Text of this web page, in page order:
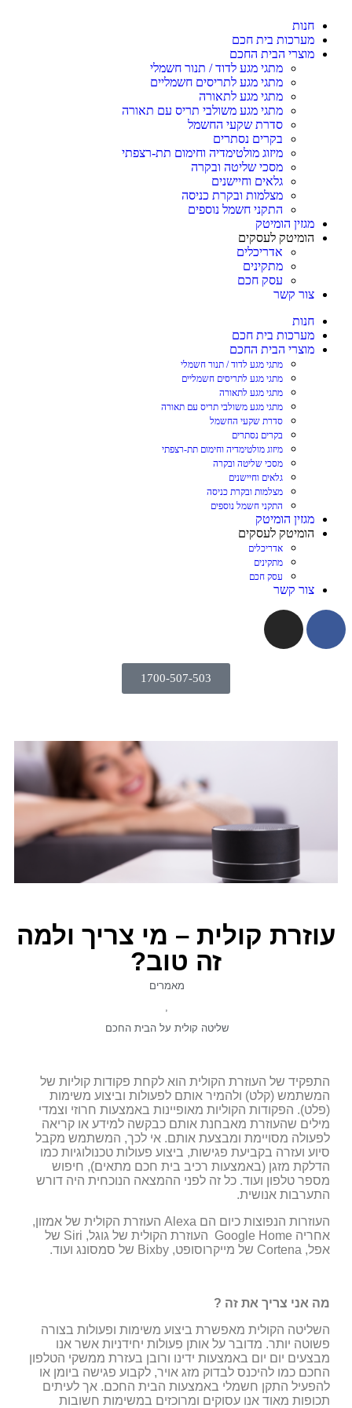
חנות
מערכות בית חכם
מוצרי הבית החכם
מתגי מגע לדוד / תנור חשמלי
מתגי מגע לתריסים חשמליים
מתגי מגע לתאורה
מתגי מגע משולבי תריס עם תאורה
סדרת שקעי החשמל
בקרים נסתרים
מיזוג מולטימדיה וחימום תת-רצפתי
מסכי שליטה ובקרה
גלאים וחיישנים
מצלמות ובקרת כניסה
התקני חשמל נוספים
מגזין הומיטק
הומיטק לעסקים
אדריכלים
מתקינים
עסק חכם
צור קשר
חנות
מערכות בית חכם
מוצרי הבית החכם
מתגי מגע לדוד / תנור חשמלי
מתגי מגע לתריסים חשמליים
מתגי מגע לתאורה
מתגי מגע משולבי תריס עם תאורה
סדרת שקעי החשמל
בקרים נסתרים
מיזוג מולטימדיה וחימום תת-רצפתי
מסכי שליטה ובקרה
גלאים וחיישנים
מצלמות ובקרת כניסה
התקני חשמל נוספים
מגזין הומיטק
הומיטק לעסקים
אדריכלים
מתקינים
עסק חכם
צור קשר
1700-507-503
עוזרת קולית – מי צריך ולמה
זה טוב?
מאמרים
שליטה קולית על הבית החכם
התפקיד של העוזרת הקולית הוא לקחת פקודות קוליות של
המשתמש (קלט) ולהמיר אותם לפעולות וביצוע משימות
(פלט). הפקודות הקוליות מאופיינות באמצעות חרוזי וצמדי
מילים שהעוזרת מאבחנת אותם כבקשה למידע או קריאה
לפעולה מסויימת ומבצעת אותם. אי לכך, המשתמש מקבל
סיוע ועזרה בקביעת פגישות, ביצוע פעולות טכנולוגיות כמו
הדלקת מזגן (באמצעות רכיב בית חכם מתאים), חיפוש
מספר טלפון ועוד. כל זה לפני ההמצאה הנוכחית היה דורש
התערבות אנושית.
העוזרות הנפוצות כיום הם Alexa העוזרת הקולית של אמזון,
אחריה Google Home העוזרת הקולית של גוגל, Siri של
אפל, Cortena של מייקרוסופט, Bixby של סמסונג ועוד.
מה אני צריך את זה ?
השליטה הקולית מאפשרת ביצוע משימות ופעולות בצורה
פשוטה יותר. מדובר על אותן פעולות יחידניות אשר אנו
מבצעים יום יום באמצעות ידינו ורובן בעזרת ממשקי הטלפון
החכם כמו להיכנס לבדוק מזג אויר, לקבוע פגישה ביומן או
להפעיל התקן חשמלי באמצעות הבית החכם. אך לעיתים
תכופות מאוד אנו עסוקים ומרוכזים במשימות חשובות